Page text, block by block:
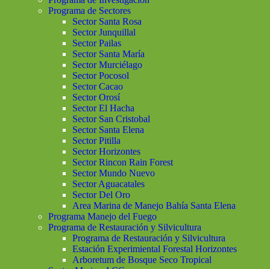
Programa de Sectores
Sector Santa Rosa
Sector Junquillal
Sector Pailas
Sector Santa María
Sector Murciélago
Sector Pocosol
Sector Cacao
Sector Orosí
Sector El Hacha
Sector San Cristobal
Sector Santa Elena
Sector Pitilla
Sector Horizontes
Sector Rincon Rain Forest
Sector Mundo Nuevo
Sector Aguacatales
Sector Del Oro
Area Marina de Manejo Bahía Santa Elena
Programa Manejo del Fuego
Programa de Restauración y Silvicultura
Programa de Restauración y Silvicultura
Estación Experimiental Forestal Horizontes
Arboretum de Bosque Seco Tropical